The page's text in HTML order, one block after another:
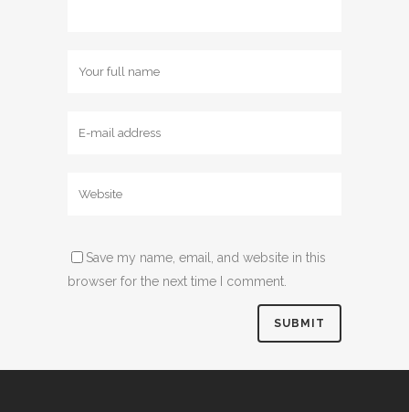
Save my name, email, and website in this
browser for the next time I comment.